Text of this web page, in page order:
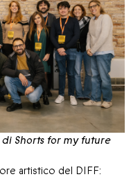
Shorts for my future
artistico del DIFF: